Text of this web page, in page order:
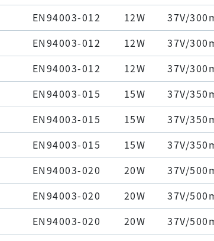
EN94003-012 12W 37V/
EN94003-012 12W 37V/
EN94003-012 12W 37V/
EN94003-015 15W 37V/
EN94003-015 15W 37V/
EN94003-015 15W 37V/
EN94003-020 20W 37V/
EN94003-020 20W 37V/
EN94003-020 20W 37V/